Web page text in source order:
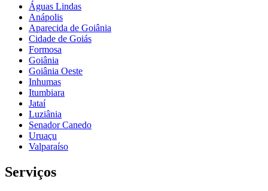
Águas Lindas
Anápolis
Aparecida de Goiânia
Cidade de Goiás
Formosa
Goiânia
Goiânia Oeste
Inhumas
Itumbiara
Jataí
Luziânia
Senador Canedo
Uruaçu
Valparaíso
Serviços